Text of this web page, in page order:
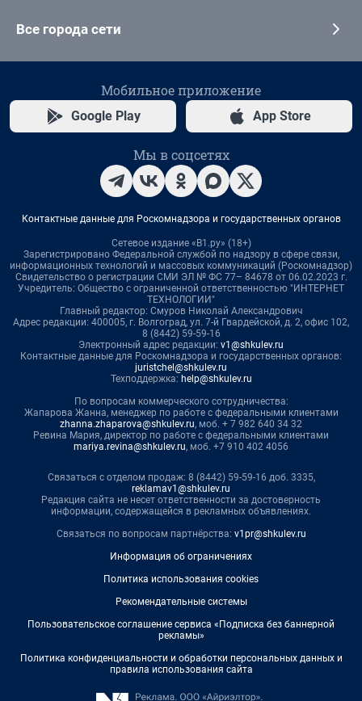
Все города сети
Мобильное приложение
Google Play App Store
Мы в соцсетях
Контактные данные для Роскомнадзора и государственных органов
Сетевое издание «В1.ру» (18+)
Зарегистрировано Федеральной службой по надзору в сфере связи,
информационных технологий и массовых коммуникаций (Роскомнадзор)
Свидетельство о регистрации СМИ ЭЛ № ФС 77– 84678 от 06.02.2023 г.
Учредитель: Общество с ограниченной ответственностью "ИНТЕРНЕТ
ТЕХНОЛОГИИ"
Главный редактор: Смуров Николай Александрович
Адрес редакции: 400005, г. Волгоград, ул. 7-й Гвардейской, д. 2, офис 102,
8 (8442) 59-59-16
Электронный адрес редакции: v1@shkulev.ru
Контактные данные для Роскомнадзора и государственных органов:
juristchel@shkulev.ru
Техподдержка: help@shkulev.ru
По вопросам коммерческого сотрудничества:
Жапарова Жанна, менеджер по работе с федеральными клиентами
zhanna.zhaparova@shkulev.ru, моб. + 7 982 640 34 32
Ревина Мария, директор по работе с федеральными клиентами
mariya.revina@shkulev.ru, моб. +7 910 402 4056
Связаться с отделом продаж: 8 (8442) 59-59-16 доб. 3335,
reklamav1@shkulev.ru
Редакция сайта не несет ответственности за достоверность
информации, содержащейся в рекламных объявлениях.
Связаться по вопросам партнёрства: v1pr@shkulev.ru
Информация об ограничениях
Политика использования cookies
Рекомендательные системы
Пользовательское соглашение сервиса «Подписка без баннерной
рекламы»
Политика конфиденциальности и обработки персональных данных и
правила использования сайта